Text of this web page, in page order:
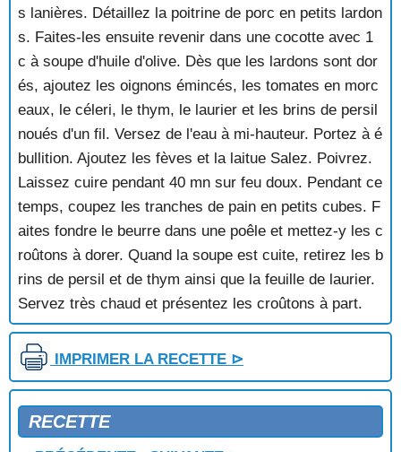
SOUPE CHINOISE AUX PATES JAUNES
SOUPE DE BOEUF AU TAPIOCA
SOUPE DE BOEUF AUX TOMATES
SOUPE DE BOULETTES THAILANDAISES
SOUPE DE CERISES AU VIN ROUGE
SOUPE DE CHOU FLEUR AUX RIS DE VEAU
SOUPE DE CHOUCROUTE
SOUPE DE COQUILLAGES
SOUPE DE COURGETTES GLACEE
SOUPE DE HADDOCK
SOUPE DE LEGUMES GLACEE
SOUPE DE LENTILLES A L'ALSACIENNE
SOUPE DE LENTILLES AU CONFIT
SOUPE DE LENTILLES AUX PEAUX DE CANARD
SOUPE DE LOTTE
SOUPE DE MERLAN
SOUPE DE MERLU
SOUPE DE MOULES
SOUPE DE PALOURDES A LA PROVENCALE
SOUPE DE POIS CASSES AU JAMBON
s lanières. Détaillez la poitrine de porc en petits lardon
s. Faites-les ensuite revenir dans une cocotte avec 1
c à soupe d'huile d'olive. Dès que les lardons sont dor
és, ajoutez les oignons émincés, les tomates en morc
eaux, le céleri, le thym, le laurier et les brins de persil
noués d'un fil. Versez de l'eau à mi-hauteur. Portez à é
bullition. Ajoutez les fèves et la laitue Salez. Poivrez.
Laissez cuire pendant 40 mn sur feu doux. Pendant ce
temps, coupez les tranches de pain en petits cubes. F
aites fondre le beurre dans une poêle et mettez-y les c
roûtons à dorer. Quand la soupe est cuite, retirez les b
rins de persil et de thym ainsi que la feuille de laurier.
Servez très chaud et présentez les croûtons à part.
IMPRIMER LA RECETTE ⊳
RECETTE